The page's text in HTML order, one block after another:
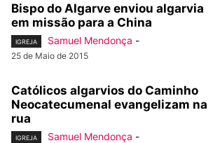
Bispo do Algarve enviou algarvia
em missão para a China
IGREJA Samuel Mendonça -
25 de Maio de 2015
Católicos algarvios do Caminho
Neocatecumenal evangelizam na
rua
IGREJA Samuel Mendonça -